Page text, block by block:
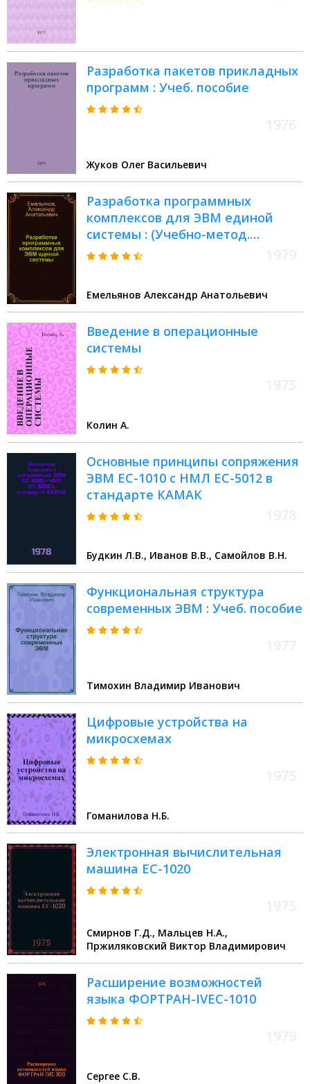
11.11.77
Разработка пакетов прикладных
программ : Учеб. пособие
Жуков Олег Васильевич
Разработка программных
комплексов для ЭВМ единой
системы : (Учебно-метод.
пособие)
Емельянов Александр Анатольевич
Введение в операционные
системы
Колин А.
Основные принципы сопряжения
ЭВМ ЕС-1010 с НМЛ ЕС-5012 в
стандарте КАМАК
Будкин Л.В., Иванов В.В., Самойлов В.Н.
Функциональная структура
современных ЭВМ : Учеб. пособие
Тимохин Владимир Иванович
Цифровые устройства на
микросхемах
Гоманилова Н.Б.
Электронная вычислительная
машина ЕС-1020
Смирнов Г.Д., Мальцев Н.А.,
Пржиляковский Виктор Владимирович
Расширение возможностей
языка ФОРТРАН-IVEC-1010
Сергее С.В.